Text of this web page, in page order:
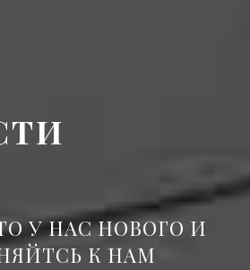
У НАС НОВОГО И
К НАМ